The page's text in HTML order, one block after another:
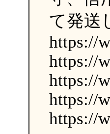
て発
https://
https://
https://
https://
https://